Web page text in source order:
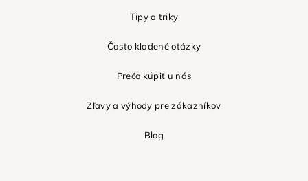
Tipy a triky
Často kladené otázky
Prečo kúpiť u nás
Zľavy a výhody pre zákazníkov
Blog